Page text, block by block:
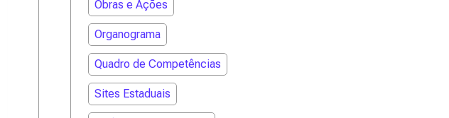
Obras e Ações
Organograma
Quadro de Competências
Sites Estaduais